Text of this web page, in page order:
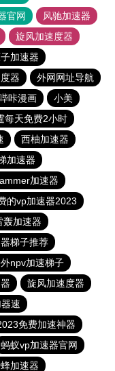
官网
风驰加速器
旋风加速度器
加速器
器
外网网址导航
咔漫画
小美
每天免费2小时
西柚加速器
加速器
加速器
的vp加速器2023
轰加速器
梯子推荐
npv加速梯子
旋风加速度器
速
免费加速神器
蚂蚁vp加速器官网
加速器